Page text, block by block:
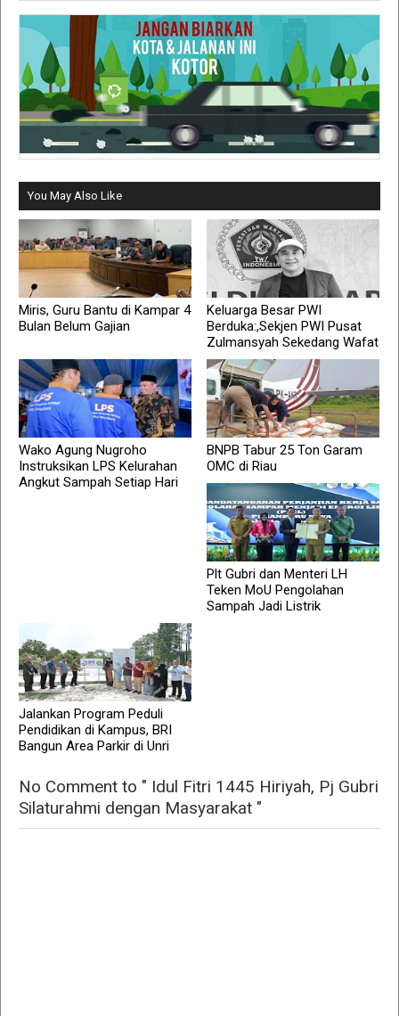
You May Also Like
Miris, Guru Bantu di Kampar 4
Bulan Belum Gajian
Keluarga Besar PWI
Berduka:,Sekjen PWI Pusat
Zulmansyah Sekedang Wafat
Wako Agung Nugroho
Instruksikan LPS Kelurahan
Angkut Sampah Setiap Hari
BNPB Tabur 25 Ton Garam
OMC di Riau
Plt Gubri dan Menteri LH
Teken MoU Pengolahan
Sampah Jadi Listrik
Jalankan Program Peduli
Pendidikan di Kampus, BRI
Bangun Area Parkir di Unri
No Comment to " Idul Fitri 1445 Hiriyah, Pj Gubri
Silaturahmi dengan Masyarakat "